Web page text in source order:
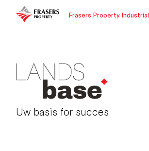
Frasers Property Industrial
Uw basis for succes